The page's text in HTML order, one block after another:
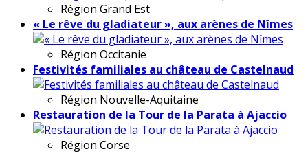
Région Grand Est
« Le rêve du gladiateur », aux arènes de Nîmes
Région Occitanie
Festivités familiales au château de Castelnaud
Région Nouvelle-Aquitaine
Restauration de la Tour de la Parata à Ajaccio
Région Corse